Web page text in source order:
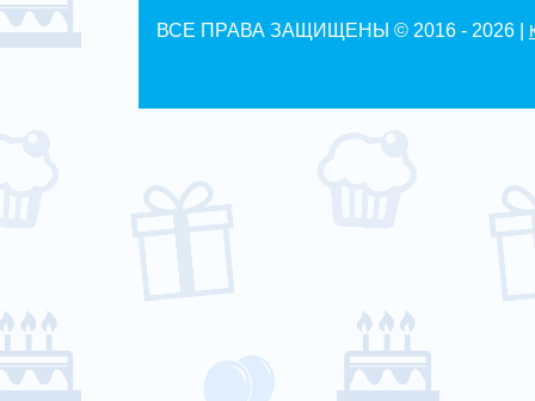
ВСЕ ПРАВА ЗАЩИЩЕНЫ © 2016 - 2026 |